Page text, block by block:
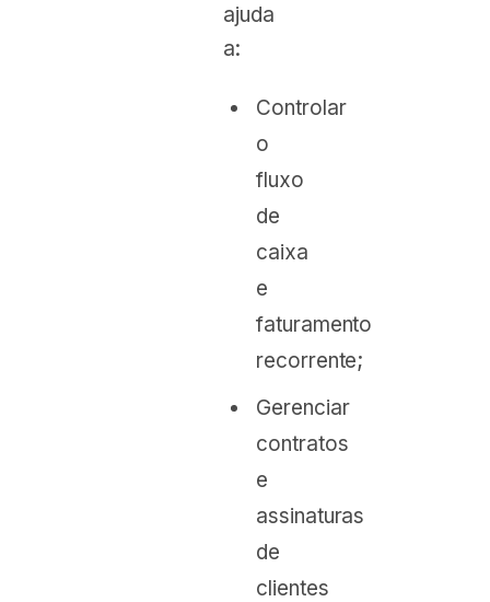
ajuda
a:
Controlar
o
fluxo
de
caixa
e
faturamento
recorrente;
Gerenciar
contratos
e
assinaturas
de
clientes